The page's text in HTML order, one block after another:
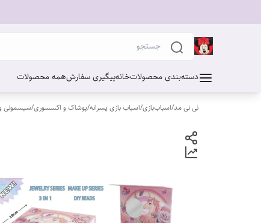
دسته‌بندی محصولاتخانهپیگیری سفارشهمه محصولات
نی نی مد/اسباب‌بازی/اسباب بازی پسرانه/پوشاک و اکسسوری/سیسمونی و